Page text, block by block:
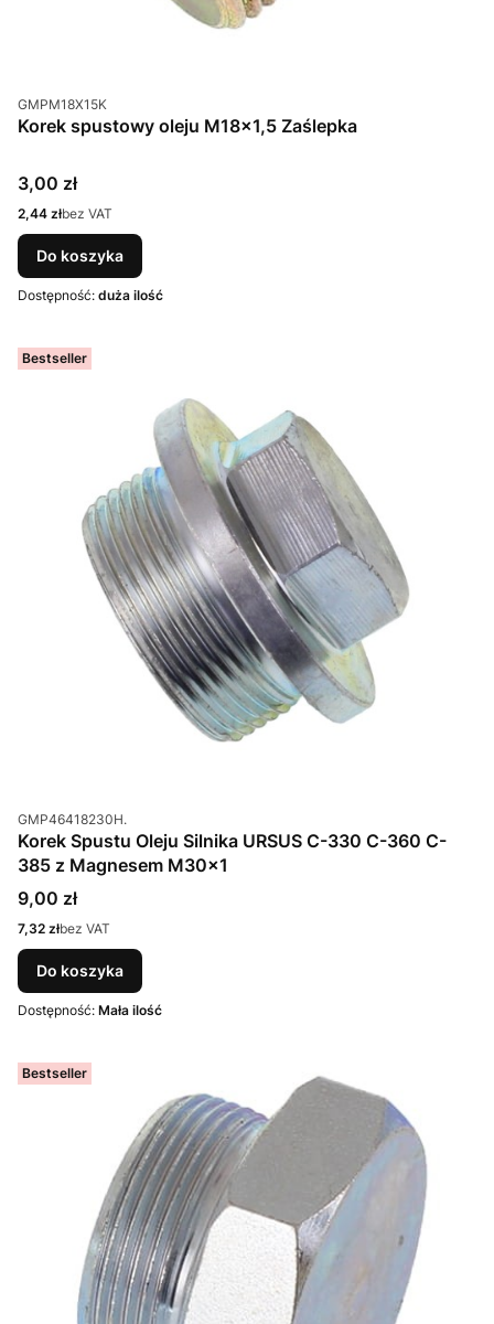
Kod produktu
GMPM18X15K
Korek spustowy oleju M18x1,5 Zaślepka
Cena
3,00 zł
Cena
2,44 złbez VAT
Do koszyka
Dostępność: duża ilość
Bestseller
Kod produktu
GMP46418230H.
Korek Spustu Oleju Silnika URSUS C-330 C-360 C-
385 z Magnesem M30x1
Cena
9,00 zł
Cena
7,32 złbez VAT
Do koszyka
Dostępność: Mała ilość
Bestseller